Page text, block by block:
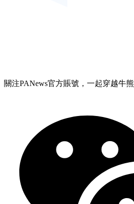
關注PANews官方賬號，一起穿越牛熊